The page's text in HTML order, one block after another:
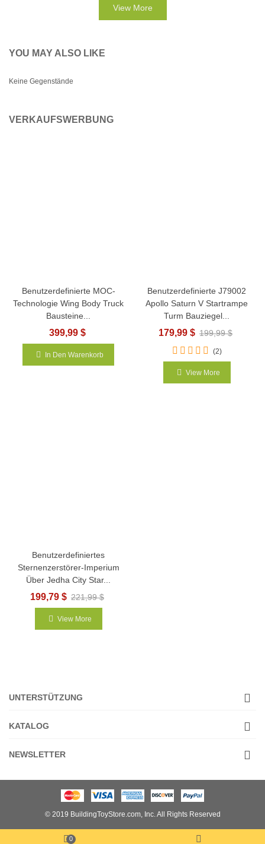
View More
YOU MAY ALSO LIKE
Keine Gegenstände
VERKAUFSWERBUNG
Benutzerdefinierte MOC-
Technologie Wing Body Truck
Bausteine...
399,99 $
In Den Warenkorb
Benutzerdefinierte J79002
Apollo Saturn V Startrampe
Turm Bauziegel...
179,99 $ 199,99 $
(2)
View More
Benutzerdefiniertes
Sternenzerstörer-Imperium
Über Jedha City Star...
199,79 $ 221,99 $
View More
UNTERSTÜTZUNG
KATALOG
NEWSLETTER
© 2019 BuildingToyStore.com, Inc. All Rights Reserved
0